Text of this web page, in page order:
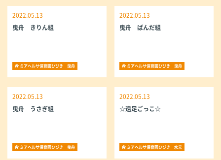
2022.05.13
曳舟 きりん組
ミアヘルサ保育園ひびき 曳舟
2022.05.13
曳舟 ぱんだ組
ミアヘルサ保育園ひびき 曳舟
2022.05.13
曳舟 うさぎ組
ミアヘルサ保育園ひびき 曳舟
2022.05.13
☆遠足ごっこ☆
ミアヘルサ保育園ひびき 水元